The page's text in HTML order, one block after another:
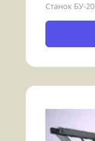
Станок БУ-